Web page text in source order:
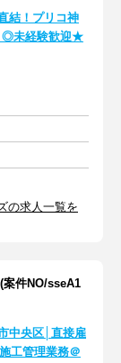
結！プリコ神
◎未経験歓迎★
の求人一覧を
案件NO/sseA1
中央区│直接雇
工管理業務＠